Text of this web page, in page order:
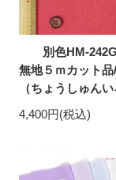
別色HM-
無地５ｍカット
（ちょうしゅんい
4,400円(税込)